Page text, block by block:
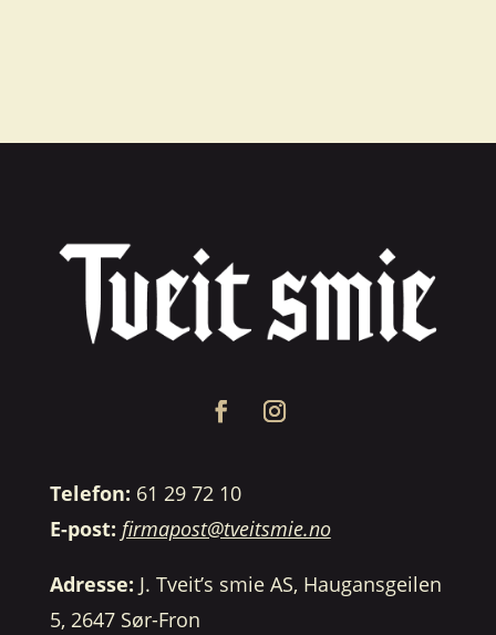
Telefon: 61 29 72 10
E-post: firmapost@tveitsmie.no
Adresse: J. Tveit’s smie AS, Haugansgeilen
5, 2647 Sør-Fron